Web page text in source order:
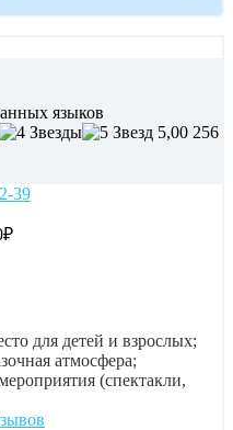
языков
5,00 256
39
для детей и взрослых;
атмосфера;
(спектакли,